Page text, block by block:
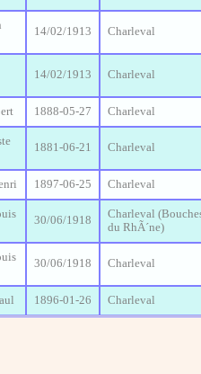
14/02/1913 Charleval
14/02/1913 Charleval
1888-05-27 Charleval
1881-06-21 Charleval
1897-06-25 Charleval
30/06/1918
Charleval
du RhÃ´ne)
30/06/1918 Charleval
1896-01-26 Charleval